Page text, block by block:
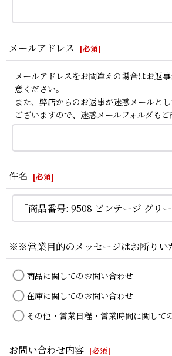
メールアドレス [必須]
メールアドレスをお間違えの場合はお返
意ください。
また、弊店からのお返事が迷惑メールと
ございますので、迷惑メールフォルダもご
件名 [必須]
※※営業目的のメッセージはお断り
商品に関してのお問い合わせ
在庫に関してのお問い合わせ
その他・営業日程・営業時間に関して
お問い合わせ内容 [必須]